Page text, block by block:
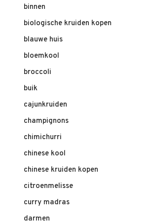
binnen
biologische kruiden kopen
blauwe huis
bloemkool
broccoli
buik
cajunkruiden
champignons
chimichurri
chinese kool
chinese kruiden kopen
citroenmelisse
curry madras
darmen